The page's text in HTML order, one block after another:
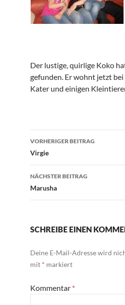
Der lustige, quirlige Koko
gefunden. Er wohnt jetzt
Kater und einigen
VORHERIGER BEITRAG
Virgie
NÄCHSTER BEITRAG
Marusha
SCHREIBE EINEN
Deine E-Mail-Adresse wird
mit * markiert
Kommentar *